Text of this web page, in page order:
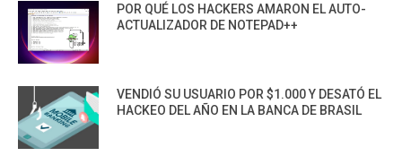
POR QUÉ LOS HACKERS AMARON EL AUTO-
ACTUALIZADOR DE NOTEPAD++
VENDIÓ SU USUARIO POR $1.000 Y DESATÓ EL
HACKEO DEL AÑO EN LA BANCA DE BRASIL